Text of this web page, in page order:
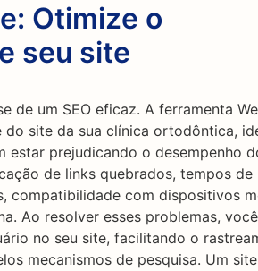
Otimize o
seu site
de um SEO eficaz. A ferramenta
do site da sua clínica ortodôntica,
estar prejudicando o desempenho
de links quebrados, tempos de
compatibilidade com dispositivos
Ao resolver esses problemas,
no seu site, facilitando o
mecanismos de pesquisa. Um